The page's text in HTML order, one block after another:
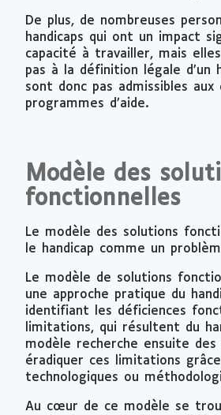
De plus, de nombreuses
handicaps qui ont un impact
capacité à travailler, mais
pas à la définition légale d’un
sont donc pas admissibles aux
programmes d’aide.
Modèle des
fonctionnelles
Le modèle des solutions
le handicap comme un
Le modèle de solutions
une approche pratique du
identifiant les déficiences
limitations, qui résultent du
modèle recherche ensuite
éradiquer ces limitations
technologiques ou
Au cœur de ce modèle se